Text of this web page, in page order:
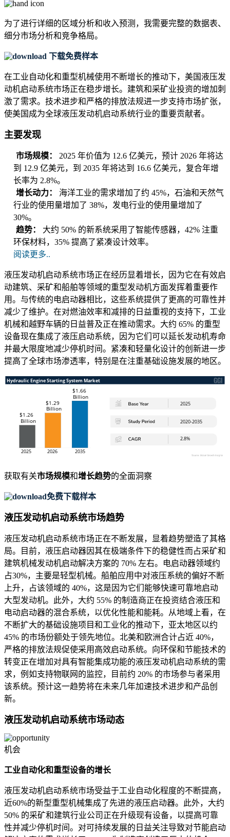
为了进行详细的区域分析和收入预测，我需要完整的数据表、
细分市场分析和竞争格局。
下载免费样本
在工业自动化和重型机械使用不断增长的推动下，美国液压发
动机启动系统市场正在稳步增长。建筑和采矿业投资的增加刺
激了需求。技术进步和严格的排放法规进一步支持市场扩张，
使美国成为全球液压发动机启动系统行业的重要贡献者。
主要发现
市场规模： 2025 年价值为 12.6 亿美元，预计 2026 年将达
到 12.9 亿美元，到 2035 年将达到 16.6 亿美元，复合年增
长率为 2.8%。
增长动力： 海洋工业的需求增加了约 45%，石油和天然气
行业的使用量增加了 38%，发电行业的使用量增加了
30%。
趋势： 大约 50% 的新系统采用了智能传感器，42% 注重
环保材料，35% 提高了紧凑设计效率。
阅读更多..
液压发动机启动系统市场正在经历显着增长，因为它在有效启
动建筑、采矿和船舶等领域的重型发动机方面发挥着重要作
用。与传统的电启动器相比，这些系统提供了更高的可靠性并
减少了维护。在对燃油效率和减排的日益重视的支持下，工业
机械和越野车辆的日益普及正在推动需求。大约 65% 的重型
设备现在集成了液压启动系统，因为它们可以延长发动机寿命
并最大限度地减少停机时间。紧凑和轻量化设计的创新进一步
提高了全球市场渗透率，特别是在注重基础设施发展的地区。
获取有关市场规模和增长趋势的全面洞察
免费下载样本
液压发动机启动系统市场趋势
液压发动机启动系统市场正在不断发展，显着趋势塑造了其格
局。目前，液压启动器因其在极端条件下的稳健性而占采矿和
建筑机械发动机启动解决方案的 70% 左右。电启动器领域约
占30%，主要是轻型机械。船舶应用中对液压系统的偏好不断
上升，占该领域的 40%，这是因为它们能够快速可靠地启动
大型发动机。此外，大约 55% 的制造商正在投资结合液压和
电动启动器的混合系统，以优化性能和能耗。从地域上看，在
不断扩大的基础设施项目和工业化的推动下，亚太地区以约
45% 的市场份额处于领先地位。北美和欧洲合计占近 40%，
严格的排放法规促使采用高效启动系统。向环保和节能技术的
转变正在增加对具有智能集成功能的液压发动机启动系统的需
求，例如支持物联网的监控，目前约 20% 的市场参与者采用
该系统。预计这一趋势将在未来几年加速技术进步和产品创
新。
液压发动机启动系统市场动态
机会
工业自动化和重型设备的增长
液压发动机启动系统市场受益于工业自动化程度的不断提高，
近60%的新型重型机械集成了先进的液压启动器。此外，大约
50% 的采矿和建筑行业公司正在升级现有设备，以提高可靠
性并减少停机时间。对可持续发展的日益关注导致对节能启动